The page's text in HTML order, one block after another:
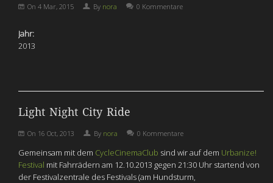
On 4 Mar, 2015 By nora 0 Kommentare
Jahr:
2013
Light Night City Ride
On 16 Oct, 2013 By nora 0 Kommentare
Gemeinsam mit dem CycleCinemaClub sind wir auf dem Urbanize!
Festival mit Fahrrädern am 12.10.2013 gegen 21:30 Uhr startend von
der Festivalzentrale des Festivals (am Hundsturm,